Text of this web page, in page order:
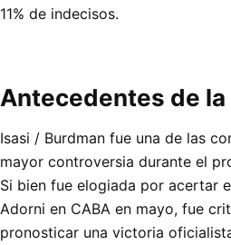
11% de indecisos.
Antecedentes de
Isasi / Burdman fue una de las
mayor controversia durante el
Si bien fue elogiada por acertar
Adorni en CABA en mayo, fue
pronosticar una victoria